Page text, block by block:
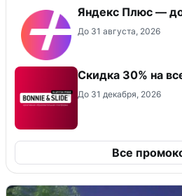
Яндекс Плюс —
До 31 августа, 2026
Скидка 30% на
До 31 декабря, 2026
Все